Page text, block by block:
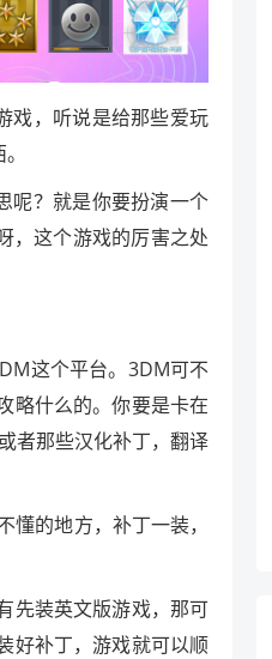
戏，听说是给那些爱玩
呢？就是你要扮演一个
，这个游戏的厉害之处
这个平台。3DM可不
略什么的。你要是卡在
者那些汉化补丁，翻译
的地方，补丁一装，
先装英文版游戏，那可
好补丁，游戏就可以顺